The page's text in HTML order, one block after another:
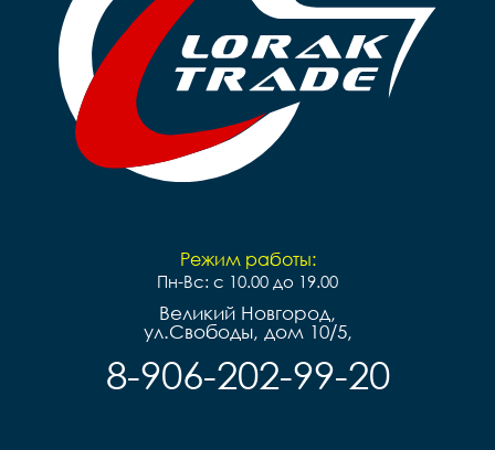
Режим работы:
Пн-Вс: с 10.00 до 19.00
Великий Новгород,
ул.Свободы, дом 10/5,
8-906-202-99-20